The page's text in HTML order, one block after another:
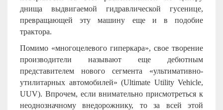
днища выдвигаемой гидравлической гусенице,
превращающей эту машину еще и в подобие
трактора.
Помимо «многоцелевого гиперкара», свое творение
производители называют еще дебютным
представителем нового сегмента «ультимативно-
утилитарных автомобилей» (Ultimate Utility Vehicle,
UUV). Впрочем, если внимательно присмотреться к
неоднозначному внедорожнику, то за всей этой